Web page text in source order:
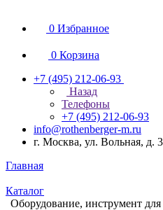
0 Избранное
0 Корзина
+7 (495) 212-06-93
Назад
Телефоны
+7 (495) 212-06-93
info@rothenberger-m.ru
г. Москва, ул. Вольная, д.
Главная
Каталог
Оборудование, инструмент